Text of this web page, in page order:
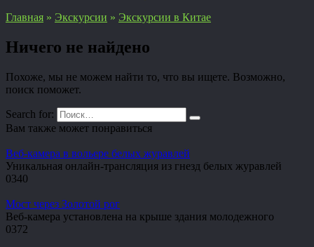
Главная » Экскурсии » Экскурсии в Китае
Ничего не найдено
Похоже, мы не можем найти то, что вы ищете. Возможно,
поиск поможет.
Search for:
Вам также может понравиться
Веб-камера в вольере белых журавлей
Уникальная онлайн-трансляция из гнезд белых журавлей
0340
Мост через Золотой рог
Веб-камера установлена на крыше здания молодежного
0372